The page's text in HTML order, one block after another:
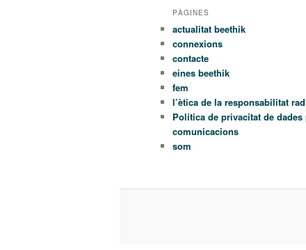
PÀGINES
actualitat beethik
connexions
contacte
eines beethik
fem
l’ètica de la responsabilitat
Política de privacitat de
comunicacions
som